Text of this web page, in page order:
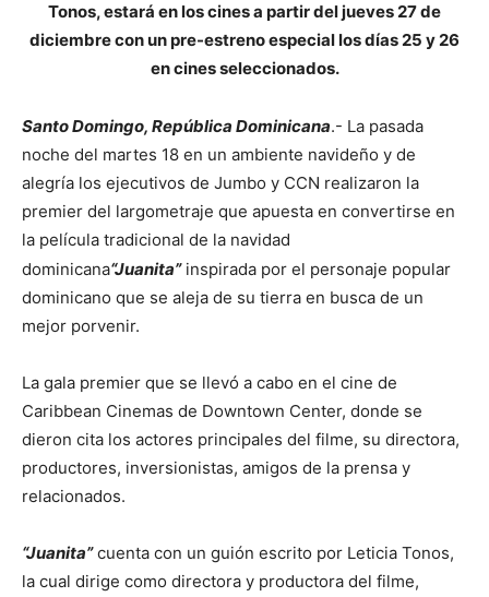
Tonos, estará en los cines a partir del jueves 27 de
diciembre con un pre-estreno especial los días 25 y 26
en cines seleccionados.
Santo Domingo, República Dominicana.- La pasada
noche del martes 18 en un ambiente navideño y de
alegría los ejecutivos de Jumbo y CCN realizaron la
premier del largometraje que apuesta en convertirse en
la película tradicional de la navidad
dominicana“Juanita”inspirada por el personaje popular
dominicano que se aleja de su tierra en busca de un
mejor porvenir.
La gala premier que se llevó a cabo en el cine de
Caribbean Cinemas de Downtown Center, donde se
dieron cita los actores principales del filme, su directora,
productores, inversionistas, amigos de la prensa y
relacionados.
“Juanita”cuenta con un guión escrito por Leticia Tonos,
la cual dirige como directora y productora del filme,